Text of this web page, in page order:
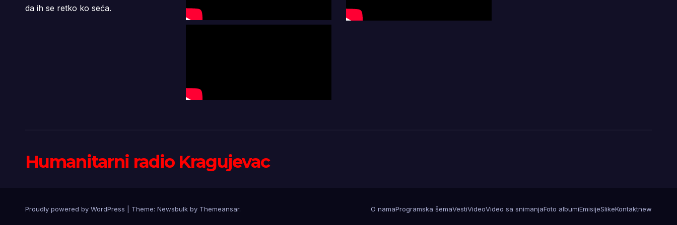
da ih se retko ko seća.
Humanitarni radio Kragujevac
Proudly powered by WordPress Theme: Newsbulk by Themeansar. O namaProgramska šemaVestiVideoVideo sa snimanjaFoto albumiEmisijeSlikeKontaktnew